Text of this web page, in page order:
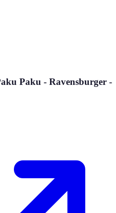
Paku - Ravensburger -